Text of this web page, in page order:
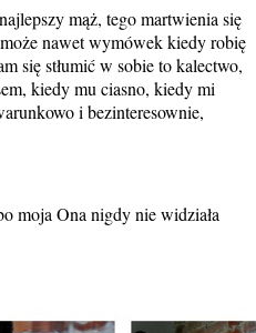
mąż, tego martwienia się
nawet wymówek kiedy robię
się stłumić w sobie to kalectwo,
kiedy mu ciasno, kiedy mi
i bezinteresownie,
moja Ona nigdy nie widziała